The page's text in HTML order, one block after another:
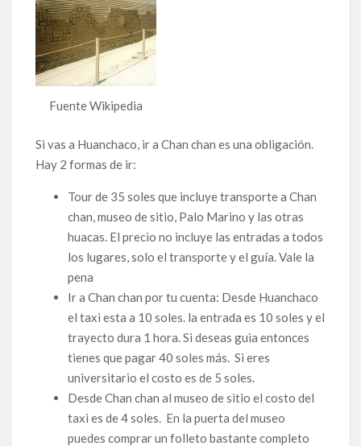
Fuente Wikipedia
Si vas a Huanchaco, ir a Chan chan es una obligación.
Hay 2 formas de ir:
Tour de 35 soles que incluye transporte a Chan
chan, museo de sitio, Palo Marino y las otras
huacas. El precio no incluye las entradas a todos
los lugares, solo el transporte y el guía. Vale la
pena
Ir a Chan chan por tu cuenta: Desde Huanchaco
el taxi esta a 10 soles. la entrada es 10 soles y el
trayecto dura 1 hora. Si deseas guia entonces
tienes que pagar 40 soles más. Si eres
universitario el costo es de 5 soles.
Desde Chan chan al museo de sitio el costo del
taxi es de 4 soles. En la puerta del museo
puedes comprar un folleto bastante completo